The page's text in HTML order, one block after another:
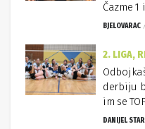
Čazme
BJELOVARAC
2. LIGA,
derbiju
im se
DANIJEL